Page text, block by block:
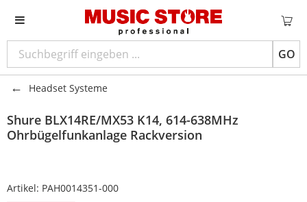
GO
Headset Systeme
Shure BLX14RE/MX53 K14, 614-638MHz
Ohrbügelfunkanlage Rackversion
Artikel: PAH0014351-000